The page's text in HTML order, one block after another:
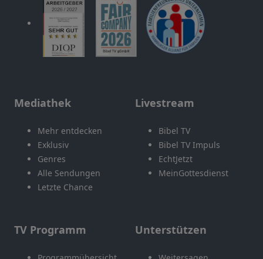
Mediathek
Mehr entdecken
Exklusiv
Genres
Alle Sendungen
Letzte Chance
Livestream
Bibel TV
Bibel TV Impuls
EchtJetzt
MeinGottesdienst
TV Programm Unterstützen